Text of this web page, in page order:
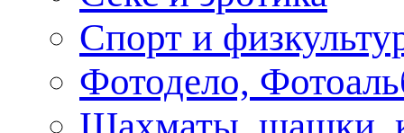
Спорт и
Фотодело,